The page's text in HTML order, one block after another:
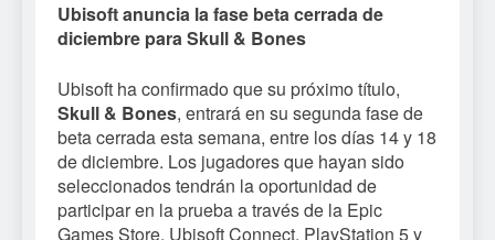
Ubisoft anuncia la fase beta cerrada de
diciembre para Skull & Bones
Ubisoft ha confirmado que su próximo título,
Skull & Bones, entrará en su segunda fase de
beta cerrada esta semana, entre los días 14 y 18
de diciembre. Los jugadores que hayan sido
seleccionados tendrán la oportunidad de
participar en la prueba a través de la Epic
Games Store, Ubisoft Connect, PlayStation 5 y